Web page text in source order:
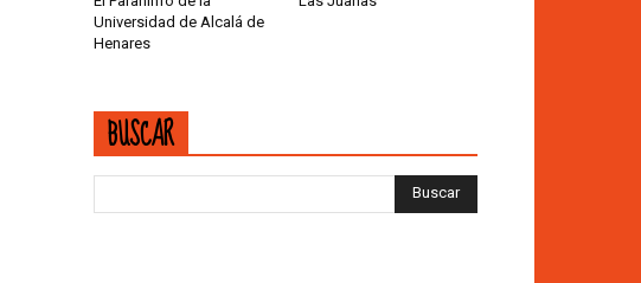
Universidad de Alcalá de
Henares
BUSCAR